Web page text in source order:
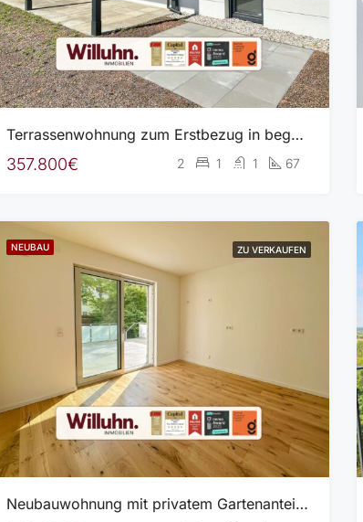
Terrassenwohnung zum Erstbezug in begehrter 2. Reihe | Bemusterung mgl. | TG-Stellplatz | Wärmepumpe
357.800€ 2 1 1 67
NEUBAU ZU VERKAUFEN
Neubauwohnung mit privatem Gartenanteil und ca. 28 m² großer Terrasse – provisionsfrei